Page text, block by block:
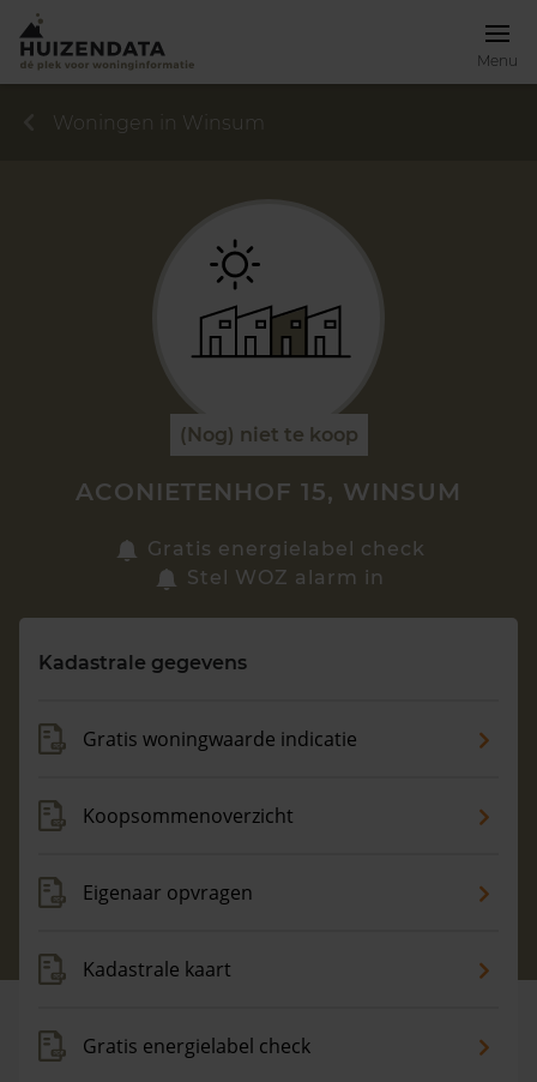
Menu
Zoek een woning
Maandag t/m vrijdag - 08:00 -18:00
Woningen in Winsum
(Nog) niet te koop
ACONIETENHOF 15, WINSUM
Gratis energielabel check
Stel WOZ alarm in
Kadastrale gegevens
Gratis woningwaarde indicatie
Koopsommenoverzicht
Eigenaar opvragen
Kadastrale kaart
Gratis energielabel check